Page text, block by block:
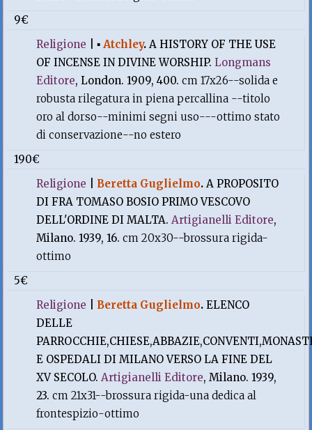
9€
Religione |▪Atchley.A HISTORY OF THE USE
OF INCENSE IN DIVINE WORSHIP.Longmans
Editore, London. 1909, 400.cm 17x26--solida e
robusta rilegatura in piena percallina --titolo
oro al dorso--minimi segni uso---ottimo stato
di conservazione--no estero
190€
Religione
Beretta Guglielmo.A PROPOSITO
DI FRA TOMASO BOSIO PRIMO VESCOVO
DELL'ORDINE DI MALTA.Artigianelli Editore,
Milano. 1939, 16.cm 20x30--brossura rigida-
ottimo
5€
Religione
Beretta Guglielmo.ELENCO
DELLE
E OSPEDALI DI MILANO VERSO LA FINE DEL
XV SECOLO.Artigianelli Editore, Milano. 1939,
23.cm 21x31--brossura rigida-una dedica al
frontespizio-ottimo